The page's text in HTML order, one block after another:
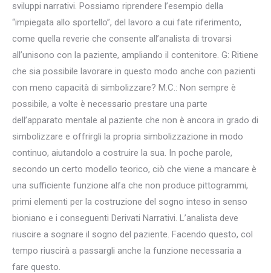
sviluppi narrativi. Possiamo riprendere l’esempio della
“impiegata allo sportello”, del lavoro a cui fate riferimento,
come quella reverie che consente all’analista di trovarsi
all’unisono con la paziente, ampliando il contenitore. G: Ritiene
che sia possibile lavorare in questo modo anche con pazienti
con meno capacità di simbolizzare? M.C.: Non sempre è
possibile, a volte è necessario prestare una parte
dell’apparato mentale al paziente che non è ancora in grado di
simbolizzare e offrirgli la propria simbolizzazione in modo
continuo, aiutandolo a costruire la sua. In poche parole,
secondo un certo modello teorico, ciò che viene a mancare è
una sufficiente funzione alfa che non produce pittogrammi,
primi elementi per la costruzione del sogno inteso in senso
bioniano e i conseguenti Derivati Narrativi. L’analista deve
riuscire a sognare il sogno del paziente. Facendo questo, col
tempo riuscirà a passargli anche la funzione necessaria a
fare questo.